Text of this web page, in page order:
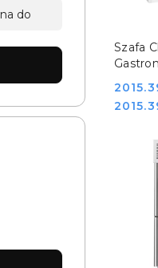
Szafa
Cena:
Cena: